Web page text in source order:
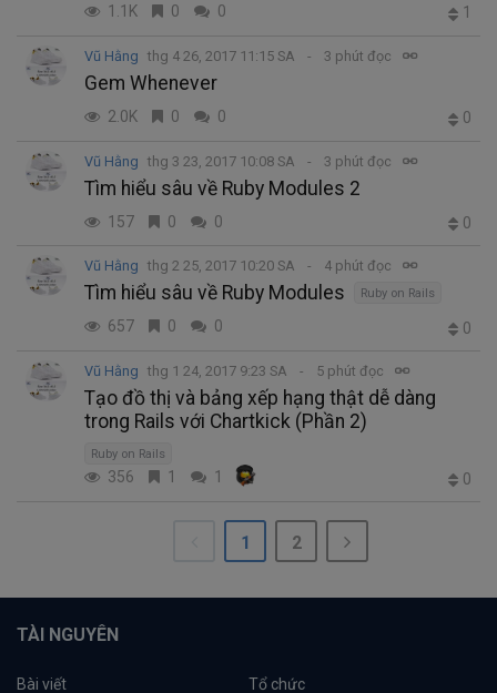
1.1K 0 0 1
Vũ Hằng thg 4 26, 2017 11:15 SA 3 phút đọc
Gem Whenever
2.0K 0 0 0
Vũ Hằng thg 3 23, 2017 10:08 SA 3 phút đọc
Tìm hiểu sâu về Ruby Modules 2
157 0 0 0
Vũ Hằng thg 2 25, 2017 10:20 SA 4 phút đọc
Tìm hiểu sâu về Ruby Modules Ruby on Rails
657 0 0 0
Vũ Hằng thg 1 24, 2017 9:23 SA 5 phút đọc
Tạo đồ thị và bảng xếp hạng thật dễ dàng
trong Rails với Chartkick (Phần 2)
Ruby on Rails
356 1 1 0
1 2
TÀI NGUYÊN
Bài viết Tổ chức